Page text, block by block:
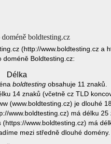
boldtesting.cz
(http://www.boldtesting.cz a
doméně Boldtesting.cz:
Délka
boldtestingobsahuje 11 znaků.
14 znaků (včetně cz TLD
(www.boldtesting.cz) je dlouhé
www.boldtesting.cz) má délku 25
www.boldtesting.cz) má
mezi středně dlouhé domény.